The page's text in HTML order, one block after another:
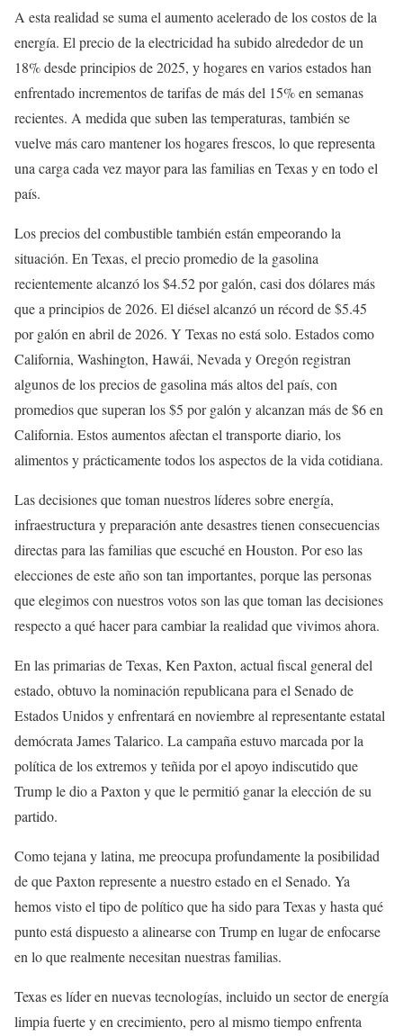
A esta realidad se suma el aumento acelerado de los costos de la
energía. El precio de la electricidad ha subido alrededor de un
18% desde principios de 2025, y hogares en varios estados han
enfrentado incrementos de tarifas de más del 15% en semanas
recientes. A medida que suben las temperaturas, también se
vuelve más caro mantener los hogares frescos, lo que representa
una carga cada vez mayor para las familias en Texas y en todo el
país.
Los precios del combustible también están empeorando la
situación. En Texas, el precio promedio de la gasolina
recientemente alcanzó los $4.52 por galón, casi dos dólares más
que a principios de 2026. El diésel alcanzó un récord de $5.45
por galón en abril de 2026. Y Texas no está solo. Estados como
California, Washington, Hawái, Nevada y Oregón registran
algunos de los precios de gasolina más altos del país, con
promedios que superan los $5 por galón y alcanzan más de $6 en
California. Estos aumentos afectan el transporte diario, los
alimentos y prácticamente todos los aspectos de la vida cotidiana.
Las decisiones que toman nuestros líderes sobre energía,
infraestructura y preparación ante desastres tienen consecuencias
directas para las familias que escuché en Houston. Por eso las
elecciones de este año son tan importantes, porque las personas
que elegimos con nuestros votos son las que toman las decisiones
respecto a qué hacer para cambiar la realidad que vivimos ahora.
En las primarias de Texas, Ken Paxton, actual fiscal general del
estado, obtuvo la nominación republicana para el Senado de
Estados Unidos y enfrentará en noviembre al representante estatal
demócrata James Talarico. La campaña estuvo marcada por la
política de los extremos y teñida por el apoyo indiscutido que
Trump le dio a Paxton y que le permitió ganar la elección de su
partido.
Como tejana y latina, me preocupa profundamente la posibilidad
de que Paxton represente a nuestro estado en el Senado. Ya
hemos visto el tipo de político que ha sido para Texas y hasta qué
punto está dispuesto a alinearse con Trump en lugar de enfocarse
en lo que realmente necesitan nuestras familias.
Texas es líder en nuevas tecnologías, incluido un sector de energía
limpia fuerte y en crecimiento, pero al mismo tiempo enfrenta